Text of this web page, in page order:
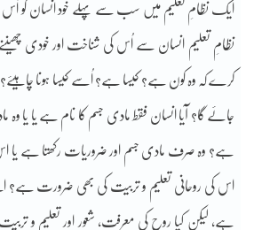
ایک نظامِ تعلیم میں سب سے پہلے خود انسان کو اُس
نظامِ تعلیم انسان سے اُس کی شناخت اور خودی
کرے کہ وہ کون ہے؟ کیسا ہے؟ اُسے کیسا ہونا
جائے گا؟ آیا انسان فقط مادی جسم کا نام ہے یا یا
ہے؟ وہ صرف مادی جسم اور ضروریات رکھتا ہے
اس کی روحانی تعلیم و تربیت کی بھی ضرورت ہے؟
ہے، لیکن کیا روح کی معرفت، شعور اور تعلیم و